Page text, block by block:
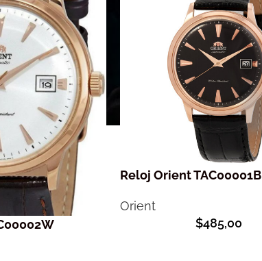
Reloj Orient TAC00001B
Orient
$485,00